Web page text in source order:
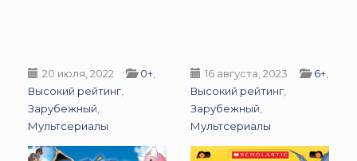
20 июля, 2022 0+,
Высокий рейтинг,
Зарубежный,
Мультсериалы
16 августа, 2023 6+,
Высокий рейтинг,
Зарубежный,
Мультсериалы